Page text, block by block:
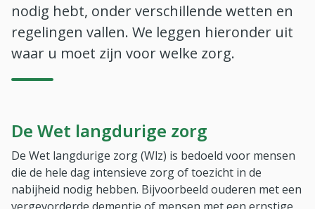
nodig hebt, onder verschillende wetten en
regelingen vallen. We leggen hieronder uit
waar u moet zijn voor welke zorg.
De Wet langdurige zorg
De Wet langdurige zorg (Wlz) is bedoeld voor mensen
die de hele dag intensieve zorg of toezicht in de
nabijheid nodig hebben. Bijvoorbeeld ouderen met een